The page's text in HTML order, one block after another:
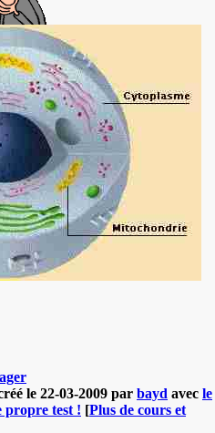
le 22-03-2009 par bayd avec le
propre test ! [Plus de cours et